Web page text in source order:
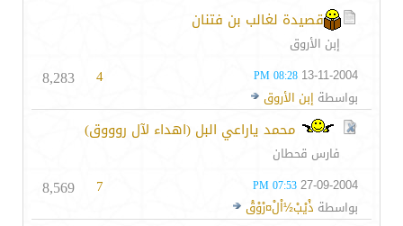
قصيدة لغالب بن فتنان
إبن الأروق
13-11-2004
08:28 PM
بواسطة إبن الأروق
4
8,283
محمد ياراعي البل (اهداء لآل روووق)
فارس قحطان
27-09-2004
07:53 PM
بواسطة ذْيْبْ½اْلْ¤رْوْقْ
7
8,569